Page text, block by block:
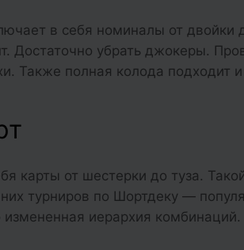
в себя номиналы от двойки
Достаточно убрать джокеры.
Также полная колода подходит
карты от шестерки до туза.
турниров по Шортдеку —
измененная иерархия комбинаций.